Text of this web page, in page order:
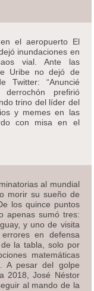
el aeropuerto El
inundaciones en
vial. Ante las
Uribe no dejó de
Twitter: “Anuncié
derrochón prefirió
trino del líder del
y memes en las
con misa en el
al mundial
morir su sueño de
los quince puntos
apenas sumó tres:
y uno de visita
en defensa
la tabla, solo por
matemáticas
A pesar del golpe
2018, José Néstor
al mando de la